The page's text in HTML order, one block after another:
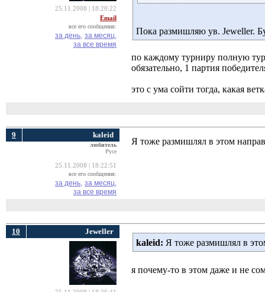
25.11.2008 | 18:20:22
Email
все его сообщения:
за день, за месяц,
за все время
Пока размишляю ув. Jeweller.
по каждому турниру полную
обязательно, 1 партия
это с ума сойти тогда, какая
9 kaleid
любитель
Русе
25.11.2008 | 18:22:51
все его сообщения:
за день, за месяц,
за все время
Я тоже размишлял в этом
10 Jeweller
kaleid: Я тоже размишлял в
я почему-то в этом даже и не